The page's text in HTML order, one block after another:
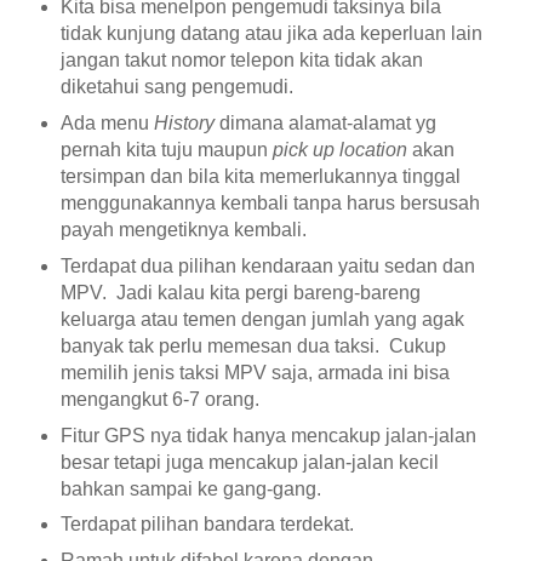
Kita bisa menelpon pengemudi taksinya bila
tidak kunjung datang atau jika ada keperluan lain
jangan takut nomor telepon kita tidak akan
diketahui sang pengemudi.
Ada menu Historydimana alamat-alamat yg
pernah kita tuju maupun pick up location akan
tersimpan dan bila kita memerlukannya tinggal
menggunakannya kembali tanpa harus bersusah
payah mengetiknya kembali.
Terdapat dua pilihan kendaraan yaitu sedan dan
MPV. Jadi kalau kita pergi bareng-bareng
keluarga atau temen dengan jumlah yang agak
banyak tak perlu memesan dua taksi. Cukup
memilih jenis taksi MPV saja, armada ini bisa
mengangkut 6-7 orang.
Fitur GPS nya tidak hanya mencakup jalan-jalan
besar tetapi juga mencakup jalan-jalan kecil
bahkan sampai ke gang-gang.
Terdapat pilihan bandara terdekat.